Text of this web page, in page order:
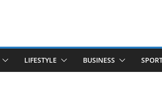
LIFESTYLE BUSINESS